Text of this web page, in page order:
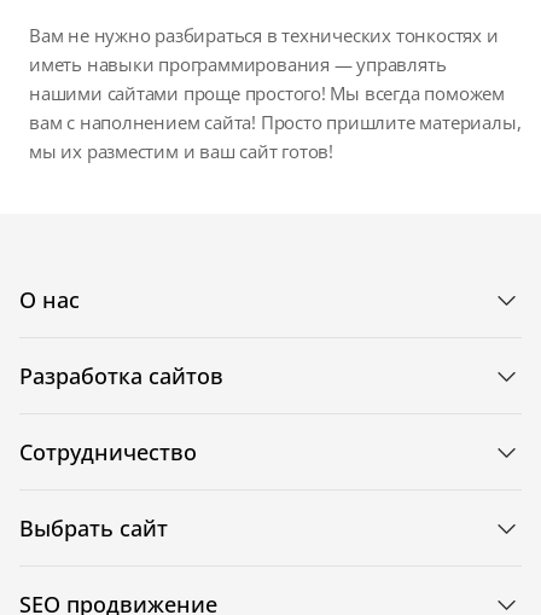
Вам не нужно разбираться в технических тонкостях и
иметь навыки программирования — управлять
нашими сайтами проще простого! Мы всегда поможем
вам с наполнением сайта! Просто пришлите материалы,
мы их разместим и ваш сайт готов!
О нас
Разработка сайтов
Сотрудничество
Выбрать сайт
SEO продвижение